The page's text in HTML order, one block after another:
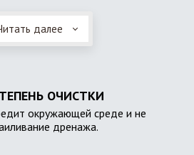
далее
ОЧИСТКИ
окружающей среде и не
дренажа.